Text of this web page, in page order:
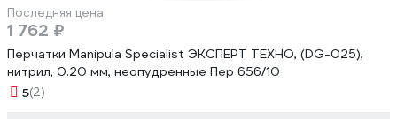
Последняя цена
1 762 ₽
Перчатки Manipula Specialist ЭКСПЕРТ ТЕХНО, (DG-025),
нитрил, 0.20 мм, неопудренные Пер 656/10
5(2)